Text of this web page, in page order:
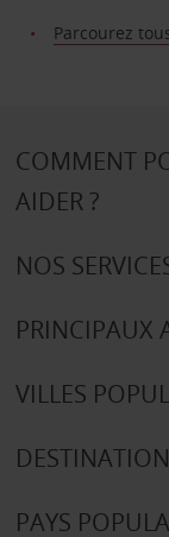
Parcourez
COMMENT
AIDER ?
NOS
PRINCIPAUX
VILLES
PAYS